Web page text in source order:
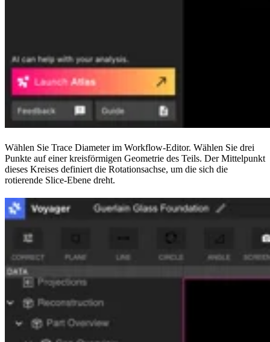
Wählen Sie Trace Diameter im Workflow-Editor. Wählen Sie drei
Punkte auf einer kreisförmigen Geometrie des Teils. Der Mittelpunkt
dieses Kreises definiert die Rotationsachse, um die sich die
rotierende Slice-Ebene dreht.